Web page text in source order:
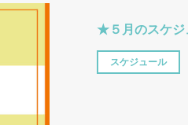
★５月のスケ
スケジュール